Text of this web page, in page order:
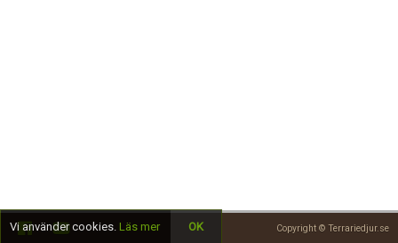
Copyright © Terrariedjur.se
Vi använder cookies. Läs mer OK